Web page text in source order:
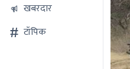
खबरदार
टॉपिक